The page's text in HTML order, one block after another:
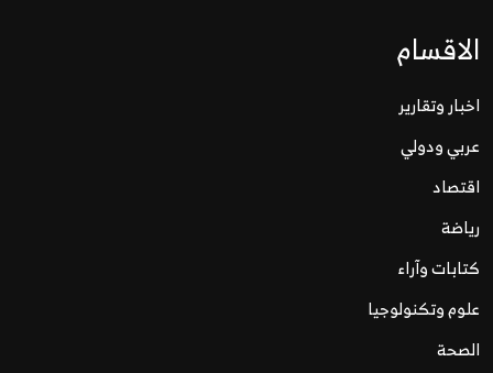
الاقسام
اخبار وتقارير
عربي ودولي
اقتصاد
رياضة
كتابات وآراء
علوم وتكنولوجيا
الصحة